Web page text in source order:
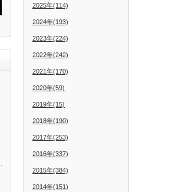
2025年(114)
2024年(193)
2023年(224)
2022年(242)
2021年(170)
2020年(59)
2019年(15)
2018年(190)
2017年(253)
2016年(337)
2015年(384)
2014年(151)